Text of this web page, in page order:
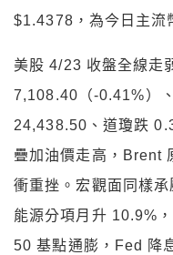
$1.4378，為今日主流
美股 4/23 收盤全線走
7,108.40（-0.41%）
24,438.50、道瓊跌
疊加油價走高，Brent
衝重挫。宏觀面同樣
能源分項月升 10.9%
50 基點通膨，Fed 降